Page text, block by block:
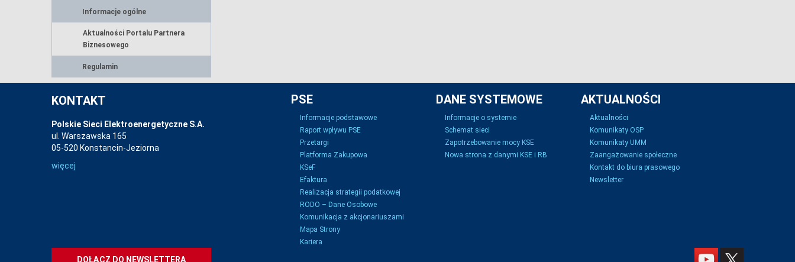
Informacje ogólne
Aktualności Portalu Partnera
Biznesowego
Regulamin
KONTAKT
Polskie Sieci Elektroenergetyczne S.A.
ul. Warszawska 165
05-520 Konstancin-Jeziorna
więcej
PSE
Informacje podstawowe
Raport wpływu PSE
Przetargi
Platforma Zakupowa
KSeF
Efaktura
Realizacja strategii podatkowej
RODO – Dane Osobowe
Komunikacja z akcjonariuszami
Mapa Strony
Kariera
DANE SYSTEMOWE
Informacje o systemie
Schemat sieci
Zapotrzebowanie mocy KSE
Nowa strona z danymi KSE i RB
AKTUALNOŚCI
Aktualności
Komunikaty OSP
Komunikaty UMM
Zaangażowanie społeczne
Kontakt do biura prasowego
Newsletter
DOŁĄCZ DO NEWSLETTERA